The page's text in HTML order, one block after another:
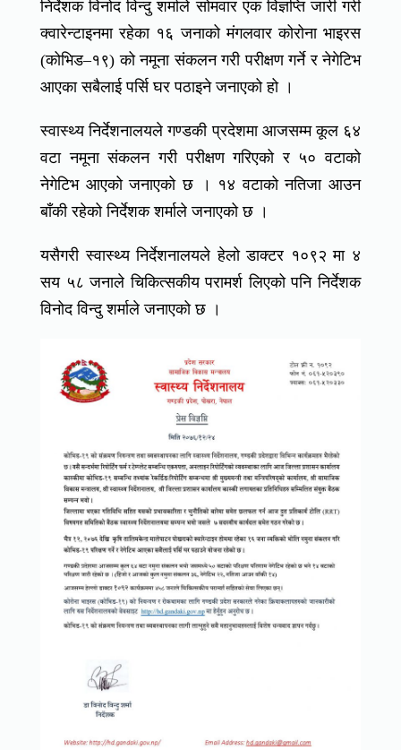
निर्देशक विनोद विन्दु शर्माले सोमवार एक विज्ञप्ति जारी गरी
क्वारेन्टाइनमा रहेका १६ जनाको मंगलवार कोरोना भाइरस
(कोभिड–१९) को नमूना संकलन गरी परीक्षण गर्ने र नेगेटिभ
आएका सबैलाई पर्सि घर पठाइने जनाएको हो ।
स्वास्थ्य निर्देशनालयले गण्डकी प्रदेशमा आजसम्म कूल ६४
वटा नमूना संकलन गरी परीक्षण गरिएको र ५० वटाको
नेगेटिभ आएको जनाएको छ । १४ वटाको नतिजा आउन
बाँकी रहेको निर्देशक शर्माले जनाएको छ ।
यसैगरी स्वास्थ्य निर्देशनालयले हेलो डाक्टर १०९२ मा ४
सय ५८ जनाले चिकित्सकीय परामर्श लिएको पनि निर्देशक
विनोद विन्दु शर्माले जनाएको छ ।